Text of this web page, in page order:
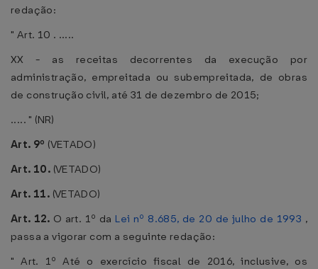
redação:
" Art. 10 . .....
XX - as receitas decorrentes da execução por
administração, empreitada ou subempreitada, de obras
de construção civil, até 31 de dezembro de 2015;
..... " (NR)
Art. 9º (VETADO)
Art. 10. (VETADO)
Art. 11. (VETADO)
Art. 12. O art. 1º da Lei nº 8.685, de 20 de julho de 1993 ,
passa a vigorar com a seguinte redação:
" Art. 1º Até o exercício fiscal de 2016, inclusive, os